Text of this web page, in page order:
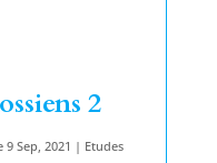
2
Sep, 2021 | Etudes